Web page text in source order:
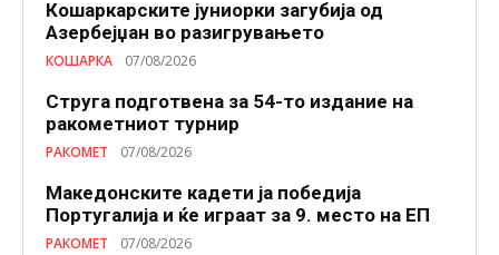
Кошаркарските јуниорки загубија од
Азербејџан во разигрувањето
КОШАРКА 07/08/2026
Струга подготвена за 54-то издание на
ракометниот турнир
РАКОМЕТ 07/08/2026
Македонските кадети ја победија
Португалија и ќе играат за 9. место на ЕП
РАКОМЕТ 07/08/2026